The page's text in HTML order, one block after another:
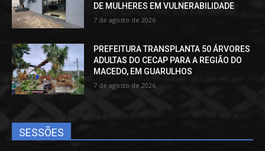
DE MULHERES EM VULNERABILIDADE
7 de agosto de 2026
PREFEITURA TRANSPLANTA 50 ÁRVORES
ADULTAS DO CECAP PARA A REGIÃO DO
MACEDO, EM GUARULHOS
7 de agosto de 2026
SESSÕES